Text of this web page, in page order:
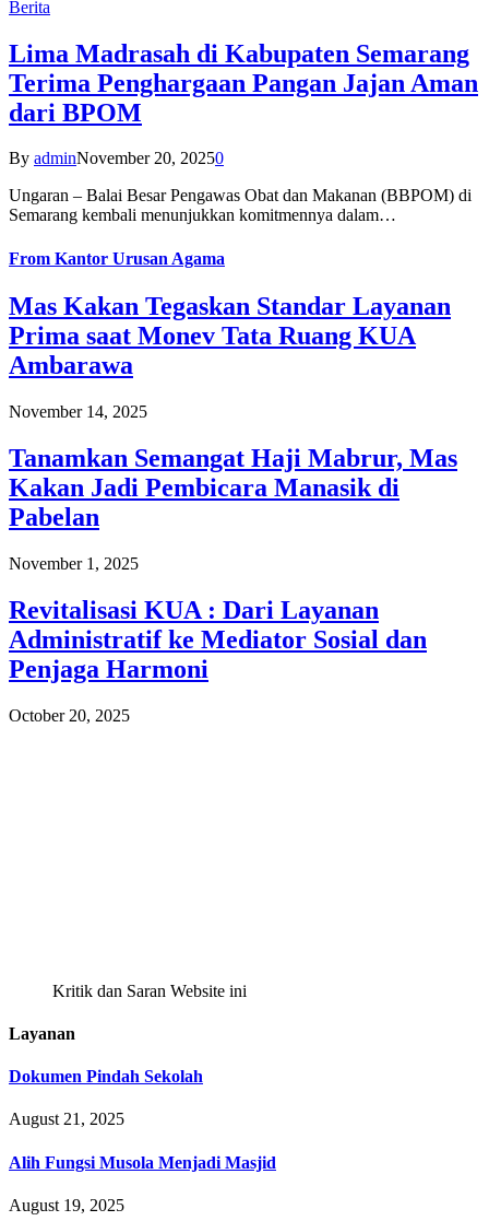
Berita
Lima Madrasah di Kabupaten Semarang
Terima Penghargaan Pangan Jajan Aman
dari BPOM
By adminNovember 20, 20250
Ungaran – Balai Besar Pengawas Obat dan Makanan (BBPOM) di
Semarang kembali menunjukkan komitmennya dalam…
From Kantor Urusan Agama
Mas Kakan Tegaskan Standar Layanan
Prima saat Monev Tata Ruang KUA
Ambarawa
November 14, 2025
Tanamkan Semangat Haji Mabrur, Mas
Kakan Jadi Pembicara Manasik di
Pabelan
November 1, 2025
Revitalisasi KUA : Dari Layanan
Administratif ke Mediator Sosial dan
Penjaga Harmoni
October 20, 2025
Kritik dan Saran Website ini
Layanan
Dokumen Pindah Sekolah
August 21, 2025
Alih Fungsi Musola Menjadi Masjid
August 19, 2025